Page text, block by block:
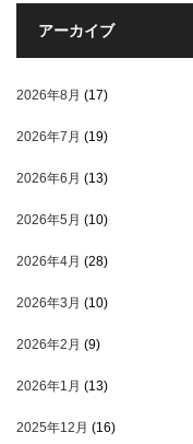
アーカイブ
2026年8月 (17)
2026年7月 (19)
2026年6月 (13)
2026年5月 (10)
2026年4月 (28)
2026年3月 (10)
2026年2月 (9)
2026年1月 (13)
2025年12月 (16)